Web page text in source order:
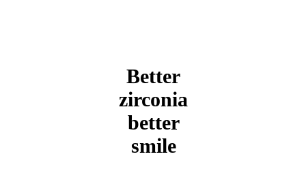
Better
zirconia
better
smile